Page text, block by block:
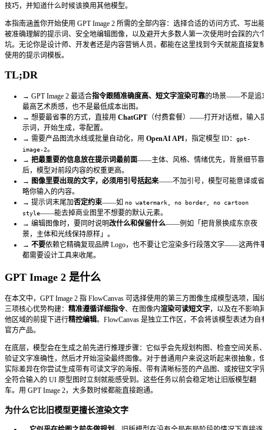
提示词怎么写才有效
3 条高频错误规则
图像编辑实战
不足之处
常见错误
常见问题
使用指南
David Chen
2026年4月27日·12 分钟阅读
如何使用 GPT Image 2：2026
最新图像生成模型完整指南
手把手带你完成第一张图的生成，学会真正有效的提示词写
技巧，并知道什么时候该换用其他模型。
被准确理解的提示词、安全地编辑图像，以及避开大多数人
使用的提示词模板。
TL;DR
→GPT Image 2 最适合指令跟随准确度高、短文字渲染
最高艺术质感，也不是最低成本出图。
→想要最省事的方式，直接用
→需要产品图流水线或批量自动化，用